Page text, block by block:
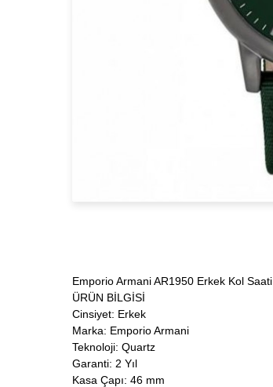
Emporio Armani AR1950 Erkek Kol Saati
ÜRÜN BİLGİSİ
Cinsiyet: Erkek
Marka: Emporio Armani
Teknoloji: Quartz
Garanti: 2 Yıl
Kasa Çapı: 46 mm